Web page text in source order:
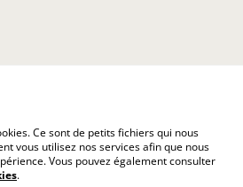
Ce sont de petits fichiers qui nous
vous utilisez nos services afin que nous
Vous pouvez également consulter
.